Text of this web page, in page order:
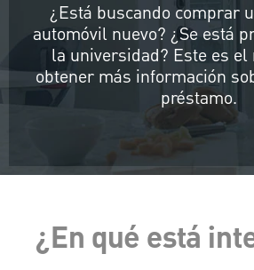
¿Está buscando comprar
automóvil nuevo? ¿Se está
la universidad? Este es el
obtener más información
préstamo.
¿En qué está